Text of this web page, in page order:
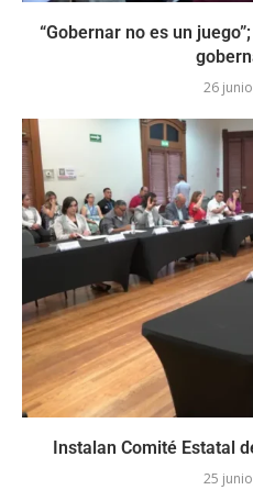
“Gobernar no es un
26
Instalan Comité Estatal
25